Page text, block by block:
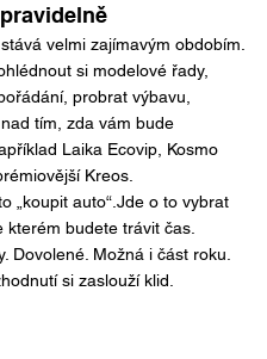
velmi zajímavým obdobím.
si modelové řady,
probrat výbavu,
tím, zda vám bude
Laika Ecovip, Kosmo
Kreos.
„koupit auto“.Jde o to vybrat
kterém budete trávit čas.
Dovolené. Možná i část roku.
si zaslouží klid.